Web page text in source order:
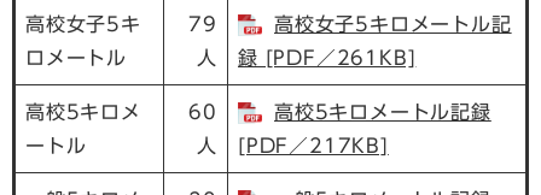
高校女子5キ
ロメートル
79
人
高校女子5キロメートル記
録 [PDF／261KB]
高校5キロメ
ートル
60
人
高校5キロメートル記録
[PDF／217KB]